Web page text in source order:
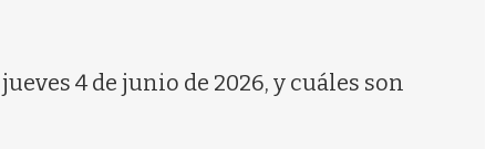
4 de junio de 2026, y cuáles son